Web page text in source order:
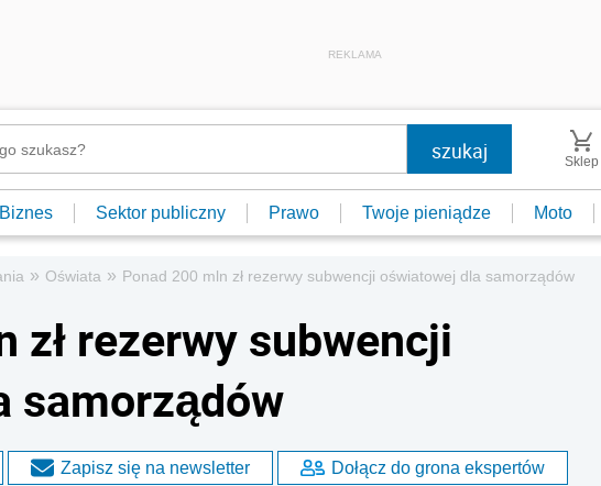
REKLAMA
Sklep
Biznes Sektor publiczny Prawo Twoje pieniądze Moto
» Oświata » Ponad 200 mln zł rezerwy subwencji oświatowej dla samorządów
zł rezerwy subwencji
samorządów
Zapisz się na newsletter Dołącz do grona ekspertów